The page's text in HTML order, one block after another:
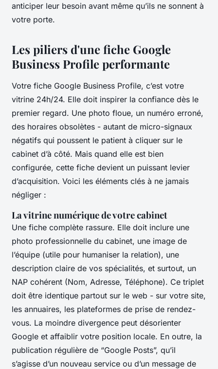
anticiper leur besoin avant même qu’ils ne sonnent à
votre porte.
Les piliers d'une fiche Google
Business Profile performante
Votre fiche Google Business Profile, c’est votre
vitrine 24h/24. Elle doit inspirer la confiance dès le
premier regard. Une photo floue, un numéro erroné,
des horaires obsolètes - autant de micro-signaux
négatifs qui poussent le patient à cliquer sur le
cabinet d’à côté. Mais quand elle est bien
configurée, cette fiche devient un puissant levier
d’acquisition. Voici les éléments clés à ne jamais
négliger :
La vitrine numérique de votre cabinet
Une fiche complète rassure. Elle doit inclure une
photo professionnelle du cabinet, une image de
l’équipe (utile pour humaniser la relation), une
description claire de vos spécialités, et surtout, un
NAP cohérent (Nom, Adresse, Téléphone). Ce triplet
doit être identique partout sur le web - sur votre site,
les annuaires, les plateformes de prise de rendez-
vous. La moindre divergence peut désorienter
Google et affaiblir votre position locale. En outre, la
publication régulière de “Google Posts”, qu’il
s’agisse d’un nouveau service ou d’un message de